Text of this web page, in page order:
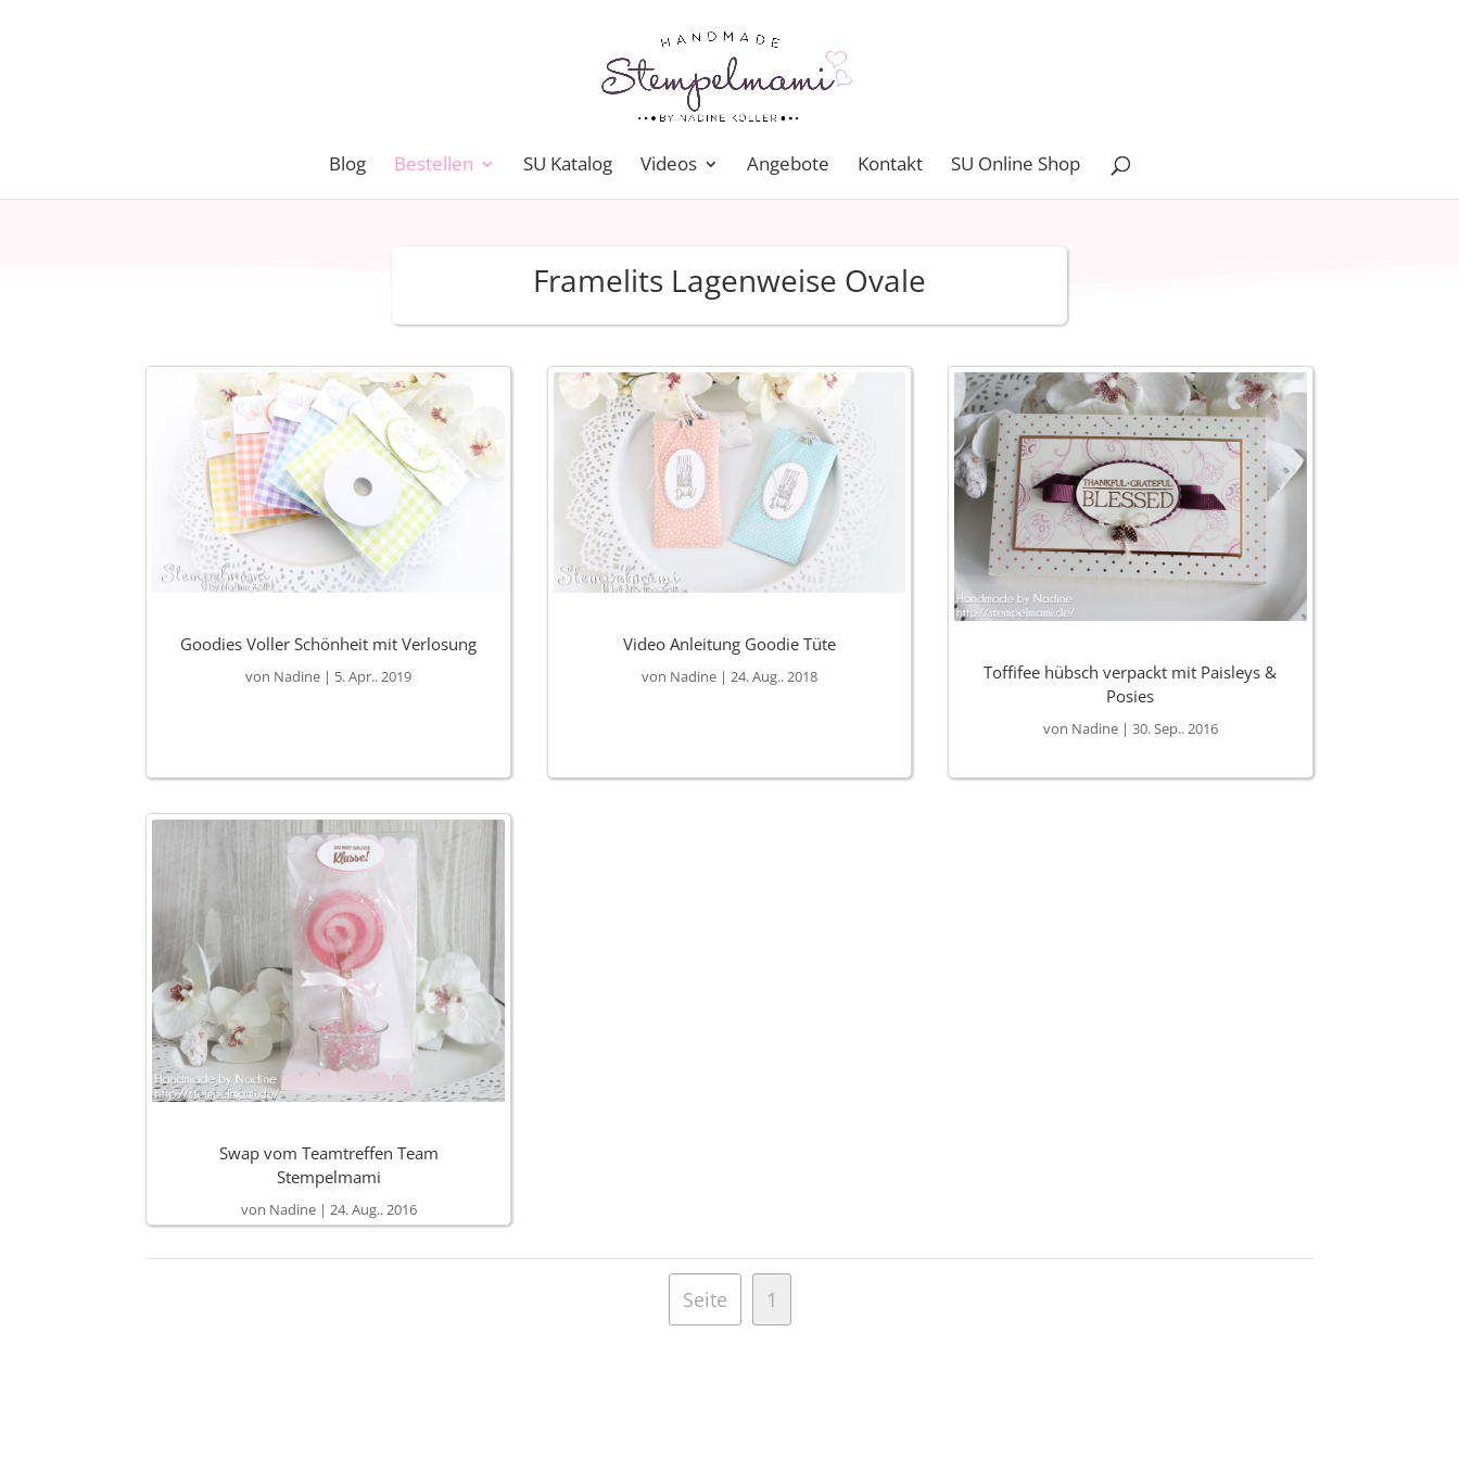
Blog Bestellen SU Katalog Videos Angebote Kontakt SU Online Shop
Framelits Lagenweise Ovale
Goodies Voller Schönheit mit Verlosung
von Nadine | 5. Apr.. 2019
Swap vom Teamtreffen Team
Stempelmami
von Nadine| 24. Aug.. 2016
Video Anleitung Goodie Tüte
von Nadine| 24. Aug.. 2018
Toffifee hübsch verpackt mit Paisleys &
Posies
von Nadine| 30. Sep.. 2016
Seite 1